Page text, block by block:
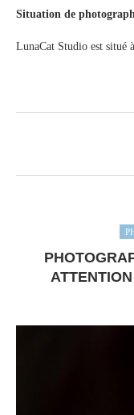
Situation de
LunaCat Studio est situé